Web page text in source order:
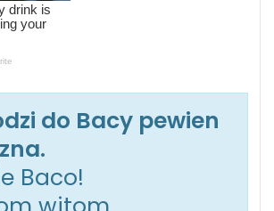
do Bacy pewien
Baco!